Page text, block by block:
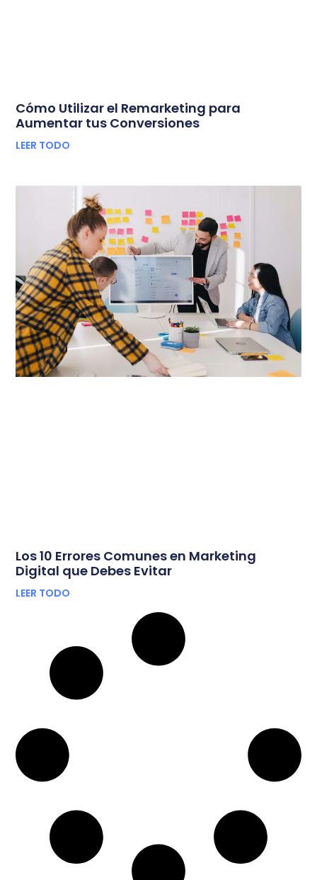
Cómo Utilizar el Remarketing para
Aumentar tus Conversiones
LEER TODO
Los 10 Errores Comunes en Marketing
Digital que Debes Evitar
LEER TODO